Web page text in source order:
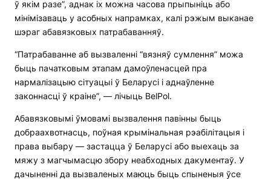
ў якім разе”, аднак іх можна часова прыпыніць або
мінімізаваць у асобных напрамках, калі рэжым выканае
шэраг абавязковых патрабаванняў.
“Патрабаванне аб вызваленні “вязняў сумлення” можа
быць пачатковым этапам дамоўленасцей пра
нармалізацыю сітуацыі ў Беларусі і аднаўленне
законнасці ў краіне”, — лічыць BelPol.
Абавязковымі ўмовамі вызвалення павінны быць
добраахвотнасць, поўная крымінальная рэабілітацыя і
права выбару — застацца ў Беларусі або выехаць за
мяжу з магчымасцю збору неабходных дакументаў. У
дачыненні да вызваленых маюць быць спыненыя ўсе